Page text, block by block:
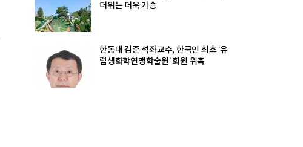
더위는 더욱 기승
한동대 김준 석좌교수, 한국인 최초 ‘유
럽생화학연맹학술원’ 회원 위촉